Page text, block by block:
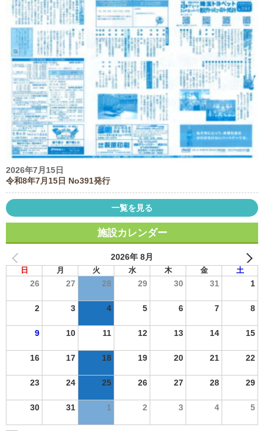
2026年7月15日
令和8年7月15日 No391発行
一覧を見る
施設カレンダー
2026年 8月
日 月 火 水 木 金 土
26 27 28 29 30 31 1
2 3 4 5 6 7 8
9 10 11 12 13 14 15
16 17 18 19 20 21 22
23 24 25 26 27 28 29
30 31 1 2 3 4 5